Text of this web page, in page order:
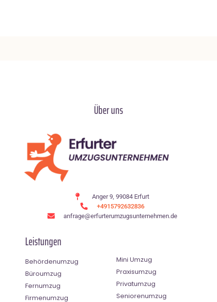
Über uns
Anger 9, 99084 Erfurt
+4915792632836
anfrage@erfurterumzugsunternehmen.de
Leistungen
Behördenumzug
Büroumzug
Fernumzug
Firmenumzug
Mini Umzug
Praxisumzug
Privatumzug
Seniorenumzug